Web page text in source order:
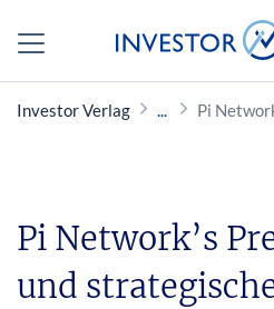
Investor Verlag Pi
Pi Network’s
und